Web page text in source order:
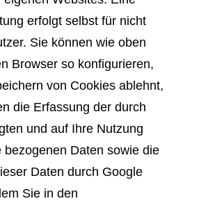
erfolgt selbst für nicht
Sie können wie oben
Browser so konfigurieren,
von Cookies ablehnt,
die Erfassung der durch
und auf Ihre Nutzung
bezogenen Daten sowie die
Daten durch Google
Sie in den